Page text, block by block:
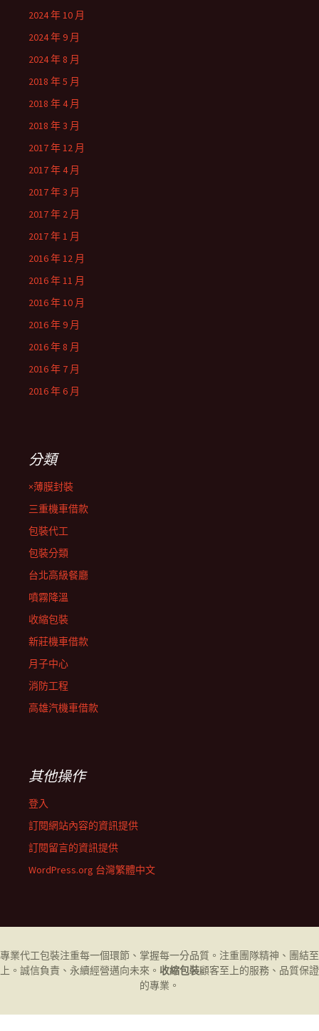
2024 年 10 月
2024 年 9 月
2024 年 8 月
2018 年 5 月
2018 年 4 月
2018 年 3 月
2017 年 12 月
2017 年 4 月
2017 年 3 月
2017 年 2 月
2017 年 1 月
2016 年 12 月
2016 年 11 月
2016 年 10 月
2016 年 9 月
2016 年 8 月
2016 年 7 月
2016 年 6 月
分類
×薄膜封裝
三重機車借款
包裝代工
包裝分類
台北高級餐廳
噴霧降溫
收縮包裝
新莊機車借款
月子中心
消防工程
高雄汽機車借款
其他操作
登入
訂閱網站內容的資訊提供
訂閱留言的資訊提供
WordPress.org 台灣繁體中文
專業代工包裝注重每一個環節、掌握每一分品質。注重團隊精神、團結至
上。誠信負責、永續經營邁向未來。 收縮包裝顧客至上的服務、品質保證
的專業。